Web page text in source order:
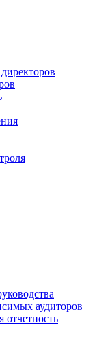
аудиторов
отчетность